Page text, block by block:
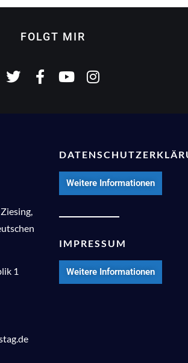
FOLGT MIR
1
Weitere Informationen
IMPRESSUM
Weitere Informationen